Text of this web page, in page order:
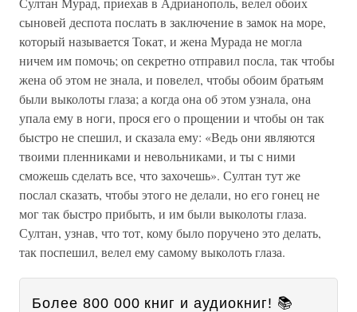
сыновей деспота послать в заключение в замок на море,
который называется Токат, и жена Мурада не могла
ничем им помочь; on секретно отправил посла, так чтобы
жена об этом не знала, и повелел, чтобы обоим братьям
были выколоты глаза; а когда она об этом узнала, она
упала ему в ноги, прося его о прощении и чтобы он так
быстро не спешил, и сказала ему: «Ведь они являются
твоими пленниками и невольниками, и ты с ними
сможешь сделать все, что захочешь». Султан тут же
послал сказать, чтобы этого не делали, но его гонец не
мог так быстро прибыть, и им были выколоты глаза.
Султан, узнав, что тот, кому было поручено это делать,
так поспешил, велел ему самому выколоть глаза.
Более 800 000 книг и аудиокниг! 📚